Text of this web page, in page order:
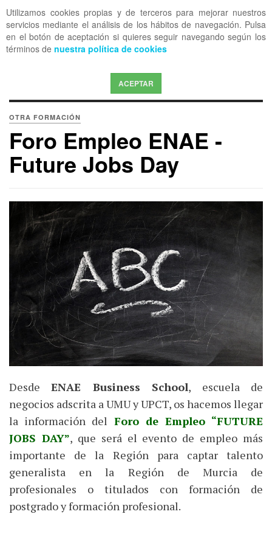
Utilizamos cookies propias y de terceros para mejorar nuestros
servicios mediante el análisis de los hábitos de navegación. Pulsa
en el botón de aceptación si quieres seguir navegando según los
términos de nuestra política de cookies
ACEPTAR
OFF CANVAS
OTRA FORMACIÓN
Foro Empleo ENAE -
Future Jobs Day
DesdeENAE Business School, escuela de
negocios adscrita a UMU y UPCT, os hacemos llegar
la información del Foro de Empleo “FUTURE
JOBS DAY”, que será el evento de empleo más
importante de la Región para captar talento
generalista en la Región de Murcia de
profesionales o titulados con formación de
postgrado y formación profesional.